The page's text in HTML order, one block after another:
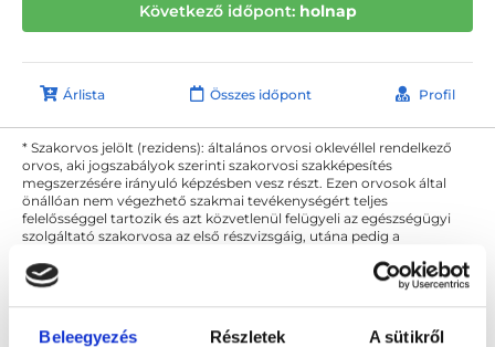
Beleegyezés Részletek A sütikről
Következő időpont: holnap
Árlista Összes időpont Profil
* Szakorvos jelölt (rezidens): általános orvosi oklevéllel rendelkező
orvos, aki jogszabályok szerinti szakorvosi szakképesítés
megszerzésére irányuló képzésben vesz részt. Ezen orvosok által
önállóan nem végezhető szakmai tevékenységért teljes
felelősséggel tartozik és azt közvetlenül felügyeli az egészségügyi
szolgáltató szakorvosa az első részvizsgáig, utána pedig a
felelősségét kizárja esetleges névazonosságért bármely szakorvos
és szakorvosjelölt esetén.